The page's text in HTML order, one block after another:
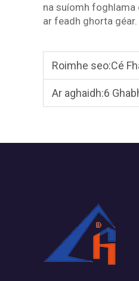
na suíomh foghlama
ar feadh ghorta géar.
Roimhe seo:Cé
Ar aghaidh:6